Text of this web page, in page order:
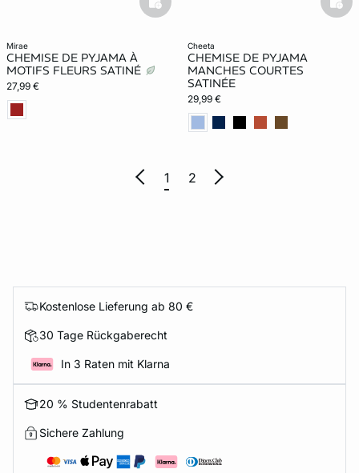
mirae
CHEMISE DE PYJAMA À
MOTIFS FLEURS SATINÉ
27,99 €
basketfull
cheeta
CHEMISE DE PYJAMA
MANCHES COURTES
SATINÉE
29,99 €
1 2
Kostenlose Lieferung ab 80 €
30 Tage Rückgaberecht
In 3 Raten mit Klarna
20 % Studentenrabatt
Sichere Zahlung